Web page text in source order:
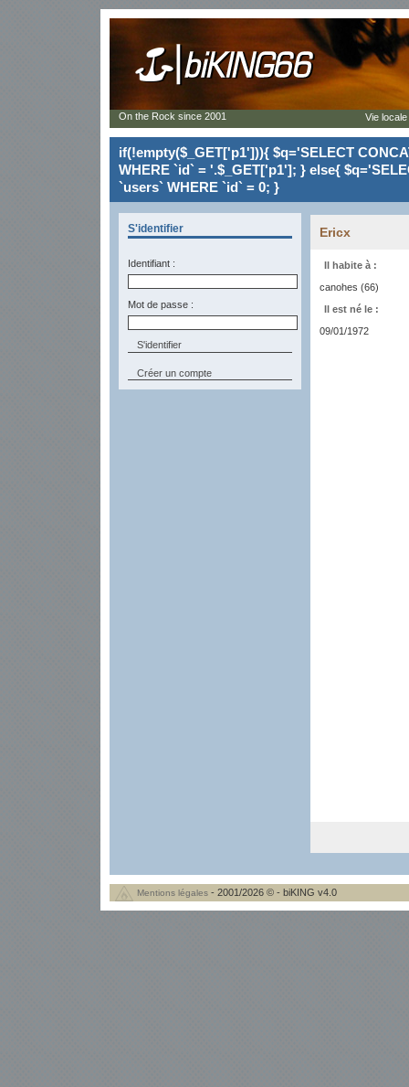
if(!empty($_GET['p1'])){ $q='SELECT
WHERE `id` = '.$_GET['p1']; } else{
`users` WHERE `id` = 0; }
S'identifier
Identifiant :
Mot de passe :
Créer un compte
Ericx
Il habite à :
canohes (66)
Il est né le :
09/01/1972
On the Rock since 2001 Vie
Mentions légales - 2001/2026 © - biKING v4.0